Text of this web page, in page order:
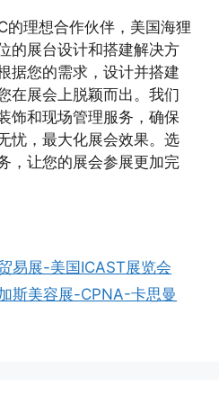
的理想合作伙伴，美国海狸
的展台设计和搭建解决方
据您的需求，设计并搭建
在展会上脱颖而出。我们
饰和现场管理服务，确保
忧，最大化展会效果。选
，让您的展会参展更加完
易展-美国ICAST展览会
斯美容展-CPNA-卡思曼